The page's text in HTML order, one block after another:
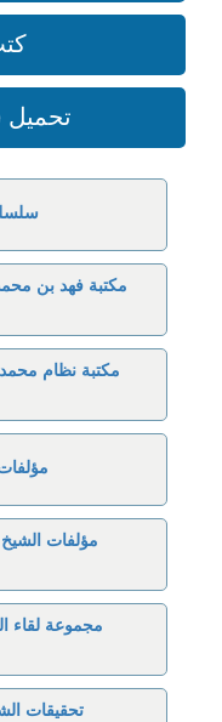
تحميل
مكتبة فهد بن
مكتبة نظام
مؤلفات الشيخ
مجموعة لقاء
تحقيقات